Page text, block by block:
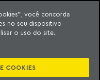
você concorda
no seu dispositivo
o uso do site.
COOKIES